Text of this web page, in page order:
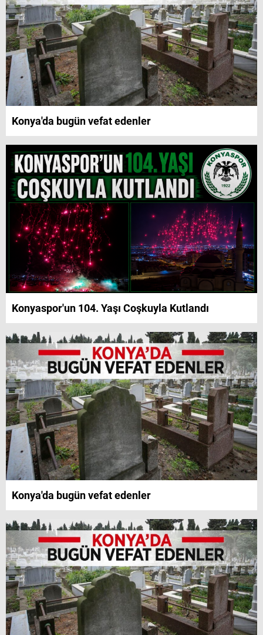
Konya'da bugün vefat edenler
Konyaspor'un 104. Yaşı Coşkuyla Kutlandı
Konya'da bugün vefat edenler